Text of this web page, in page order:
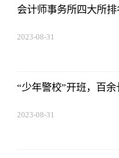
会计师事务所四大所
2023-08-31
“少年警校”开班，百
2023-08-31